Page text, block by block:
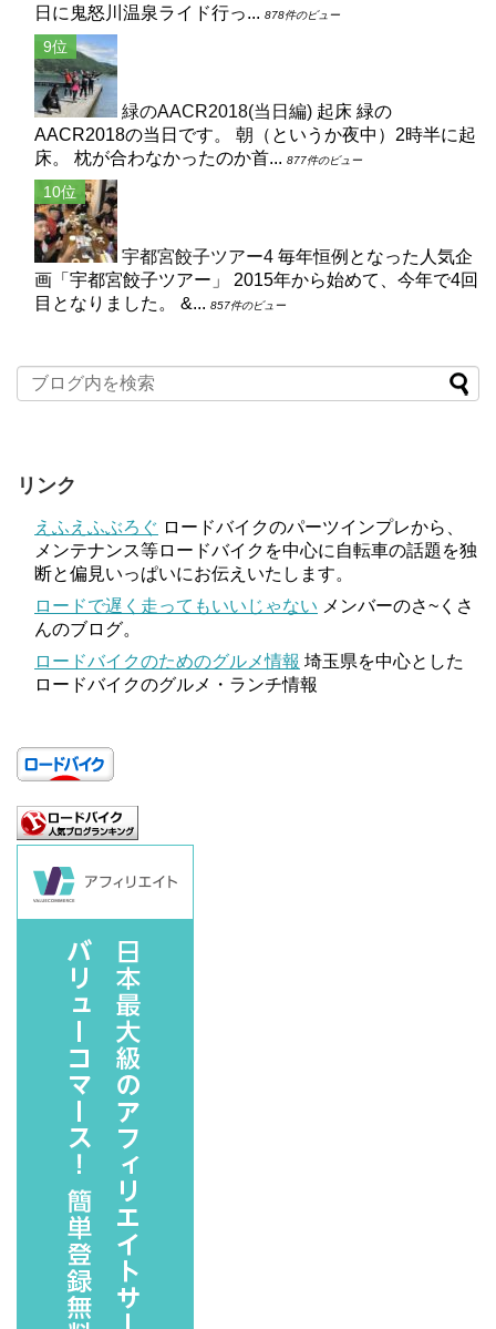
日に鬼怒川温泉ライド行っ... 878件のビュー
緑のAACR2018(当日編) 起床 緑の
AACR2018の当日です。 朝（というか夜中）2時半に起
床。 枕が合わなかったのか首... 877件のビュー
宇都宮餃子ツアー4 毎年恒例となった人気企
画「宇都宮餃子ツアー」 2015年から始めて、今年で4回
目となりました。 &... 857件のビュー
リンク
えふえふぶろぐ ロードバイクのパーツインプレから、
メンテナンス等ロードバイクを中心に自転車の話題を独
断と偏見いっぱいにお伝えいたします。
ロードで遅く走ってもいいじゃない メンバーのさ~くさ
んのブログ。
ロードバイクのためのグルメ情報 埼玉県を中心とした
ロードバイクのグルメ・ランチ情報